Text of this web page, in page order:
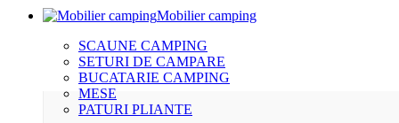
Mobilier camping
SCAUNE CAMPING
SETURI DE CAMPARE
BUCATARIE CAMPING
MESE
PATURI PLIANTE